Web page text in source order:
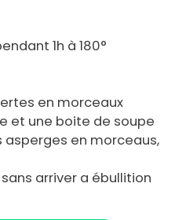
1h à 180°
en morceaux
et une boite de soupe
asperges en morceaus,
arriver a ébullition